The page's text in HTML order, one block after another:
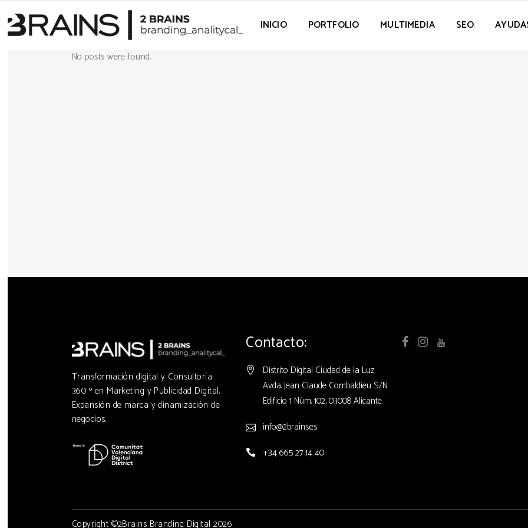
INICIO PORTFOLIO MULTIMEDIA SEO
No posts were found.
Transformación digital y Consultoría
360 º en Marketing y Publicidad Digital.
Expansión de marca y dinamización de
negocios.
Contacto:
Distrito Digital Ciudad de la Luz
Avda. Jean Claude Combaldieu S/N
Edificio 1 Núm. 102, 03008 Alicante
info@2brains.es
+34 665 27 14 40
Copyright ©2Brains Branding Digital 2026